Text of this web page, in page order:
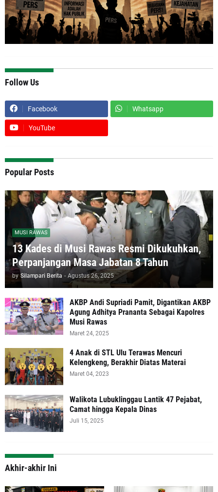
Follow Us
Facebook Whatsapp
YouTube
Popular Posts
MUSI RAWAS
13 Kades di Musi Rawas Resmi Dikukuhkan,
Perpanjangan Masa Jabatan 8 Tahun
by Silampari Berita - Agustus 26, 2025
AKBP Andi Supriadi Pamit, Digantikan AKBP
Agung Adhitya Prananta Sebagai Kapolres
Musi Rawas
Maret 24, 2025
4 Anak di STL Ulu Terawas Mencuri
Kelengkeng, Berakhir Diatas Materai
Maret 04, 2023
Walikota Lubuklinggau Lantik 47 Pejabat,
Camat hingga Kepala Dinas
Juli 15, 2025
Akhir-akhir Ini